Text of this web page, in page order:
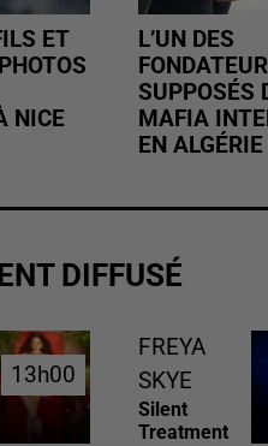
ET
NICE
L’UN DES
SUPPOSÉS
MAFIA
EN ALGÉRIE
DIFFUSÉ
13h00
13h00
FREYA
SKYE
Silent
Treatment